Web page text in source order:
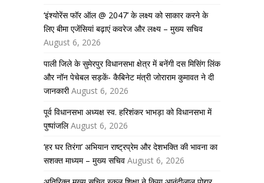
‘इंश्योरेंस फॉर ऑल @ 2047’ के लक्ष्य को साकार करने के
लिए बीमा एजेंसियां बढ़ाएं कवरेज और लक्ष्य – मुख्य सचिव
August 6, 2026
पाली जिले के सुमेरपुर विधानसभा क्षेत्र में बनेंगी दस मिसिंग लिंक
और नॉन पेचेबल सड़कें- कैबिनेट मंत्री जोराराम कुमावत ने दी
जानकारी August 6, 2026
पूर्व विधानसभा अध्यक्ष स्व. हरिशंकर भाभड़ा को विधानसभा में
पुष्पांजलि August 6, 2026
‘हर घर तिरंगा’ अभियान राष्ट्रप्रेम और देशभक्ति की भावना का
सशक्त माध्यम – मुख्य सचिव August 6, 2026